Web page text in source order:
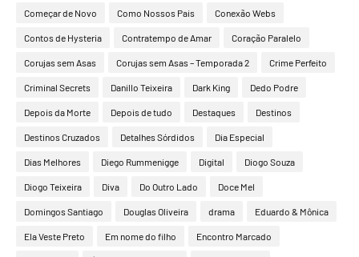
Começar de Novo Como Nossos Pais Conexão Webs
Contos de Hysteria Contratempo de Amar Coração Paralelo
Corujas sem Asas Corujas sem Asas – Temporada 2 Crime Perfeito
Criminal Secrets Danillo Teixeira Dark King Dedo Podre
Depois da Morte Depois de tudo Destaques Destinos
Destinos Cruzados Detalhes Sórdidos Dia Especial
Dias Melhores Diego Rummenigge Digital Diogo Souza
Diogo Teixeira Diva Do Outro Lado Doce Mel
Domingos Santiago Douglas Oliveira drama Eduardo & Mônica
Ela Veste Preto Em nome do filho Encontro Marcado